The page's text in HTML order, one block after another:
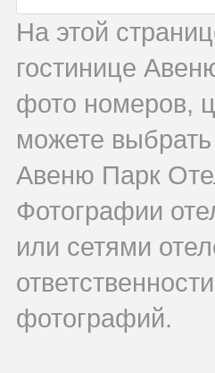
На этой
гостинице
фото номеров,
можете
Авеню Парк
Фотографии
или сетями
фотографий.